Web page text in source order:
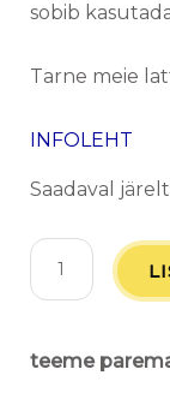
sobib
Tarne meie
INFOLEHT
Saadaval
teeme